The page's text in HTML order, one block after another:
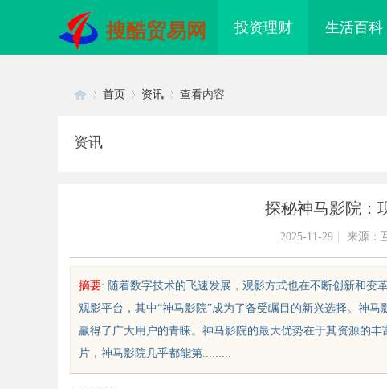
搜酷贸易网 投资理财 生活百科
sc
首页 资讯 查看内容
资讯
探秘神马影院：
2025-11-29 来源：
摘要: 随着数字技术的飞速发展，观影方式也在不断创新和变
观影平台，其中“神马影院”成为了备受瞩目的新兴选择。神
赢得了广大用户的青睐。神马影院的最大优势在于其资源的
片，神马影院几乎都能第.........
鲁木齐私人侦探行业的发展与